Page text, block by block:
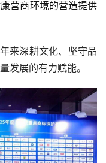
营商环境的营造提供
来深耕文化、坚守品
发展的有力赋能。